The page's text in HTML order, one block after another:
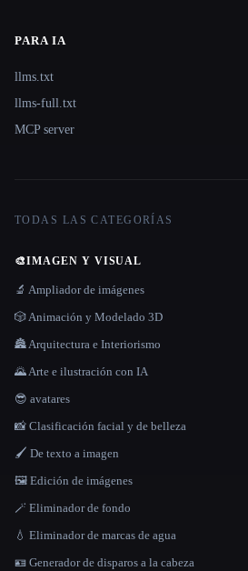
PARA IA
llms.txt
llms-full.txt
MCP server
TODAS LAS CATEGORÍAS
🎨IMAGEN Y VISUAL
🔬 Ampliador de imágenes
🎲 Animación y Modelado 3D
🏯 Arquitectura e Interiorismo
🌄 Arte e ilustración con IA
😎 avatares
📸 Clasificación facial y de belleza
🖌️ De texto a imagen
🖼️ Edición de imágenes
🪄 Eliminador de fondo
💧 Eliminador de marcas de agua
🪪 Generador de disparos a la cabeza